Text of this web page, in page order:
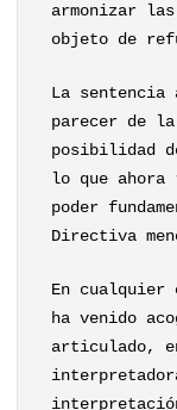
armonizar
objeto de
La sentencia
parecer de
posibilidad
lo que ahora
poder
Directiva
En cualquier
ha venido
articulado,